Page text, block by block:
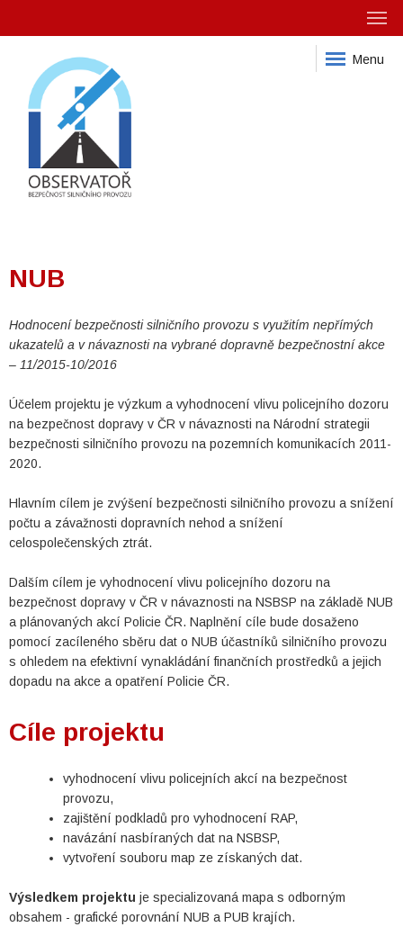
Menu
NUB
Hodnocení bezpečnosti silničního provozu s využitím nepřímých
ukazatelů a v návaznosti na vybrané dopravně bezpečnostní akce
– 11/2015-10/2016
Účelem projektu je výzkum a vyhodnocení vlivu policejního dozoru
na bezpečnost dopravy v ČR v návaznosti na Národní strategii
bezpečnosti silničního provozu na pozemních komunikacích 2011-
2020.
Hlavním cílem je zvýšení bezpečnosti silničního provozu a snížení
počtu a závažnosti dopravních nehod a snížení
celospolečenských ztrát.
Dalším cílem je vyhodnocení vlivu policejního dozoru na
bezpečnost dopravy v ČR v návaznosti na NSBSP na základě NUB
a plánovaných akcí Policie ČR. Naplnění cíle bude dosaženo
pomocí zacíleného sběru dat o NUB účastníků silničního provozu
s ohledem na efektivní vynakládání finančních prostředků a jejich
dopadu na akce a opatření Policie ČR.
Cíle projektu
vyhodnocení vlivu policejních akcí na bezpečnost
provozu,
zajištění podkladů pro vyhodnocení RAP,
navázání nasbíraných dat na NSBSP,
vytvoření souboru map ze získaných dat.
Výsledkem projektu je specializovaná mapa s odborným
obsahem - grafické porovnání NUB a PUB krajích.